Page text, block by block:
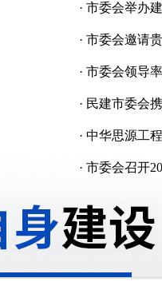
· 市委会举办
· 市委会邀请
· 市委会领导
· 民建市委会
· 中华思源工
· 市委会召开